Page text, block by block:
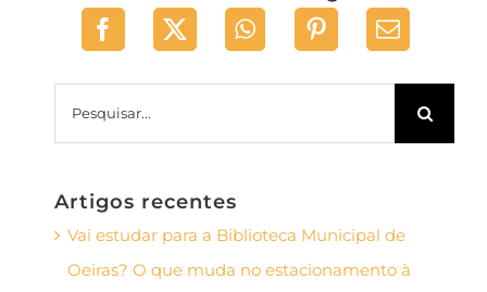
Artigos recentes
Vai estudar para a Biblioteca Municipal de
Oeiras? O que muda no estacionamento à